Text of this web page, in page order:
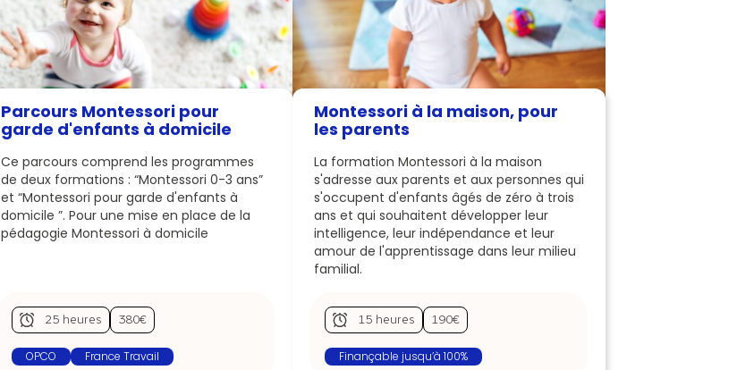
Parcours Montessori pour
garde d'enfants à domicile
Ce parcours comprend les programmes
de deux formations : “Montessori 0-3 ans”
et “Montessori pour garde d'enfants à
domicile ”. Pour une mise en place de la
pédagogie Montessori à domicile
25 heures 380€
OPCO France Travail
Montessori à la maison, pour
les parents
La formation Montessori à la maison
s'adresse aux parents et aux personnes qui
s'occupent d'enfants âgés de zéro à trois
ans et qui souhaitent développer leur
intelligence, leur indépendance et leur
amour de l'apprentissage dans leur milieu
familial.
15 heures 190€
Finançable jusqu’à 100%